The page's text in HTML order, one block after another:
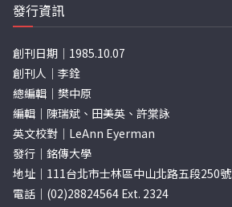
發行資訊
創刊日期｜1985.10.07
創刊人｜李銓
總編輯｜樊中原
編輯｜陳瑞斌、田美英、許棠詠
英文校對｜LeAnn Eyerman
發行｜銘傳大學
地址｜111台北市士林區中山北路五段250號
電話｜(02)28824564 Ext. 2324